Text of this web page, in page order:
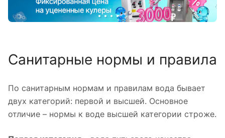
Санитарные нормы и правила
По санитарным нормам и правилам вода бывает
двух категорий: первой и высшей. Основное
отличие – нормы к воде высшей категории строже.